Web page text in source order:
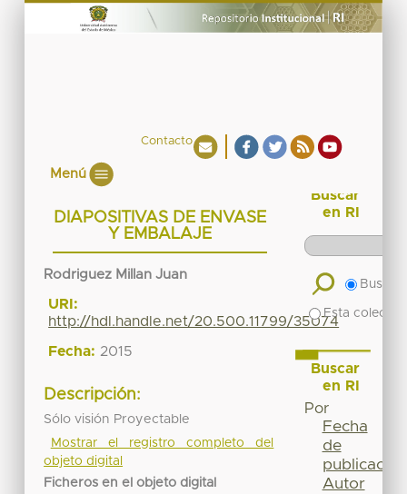
Contacto
Menú
DIAPOSITIVAS DE ENVASE
Y EMBALAJE
Rodriguez Millan Juan
URI:
http://hdl.handle.net/20.500.11799/35074
Fecha: 2015
Descripción:
Sólo visión Proyectable
Mostrar el registro completo del
objeto digital
Ficheros en el objeto digital
Buscar
en RI
Buscar
Esta
Buscar
en RI
Por
Fecha
de
publicación
Autor